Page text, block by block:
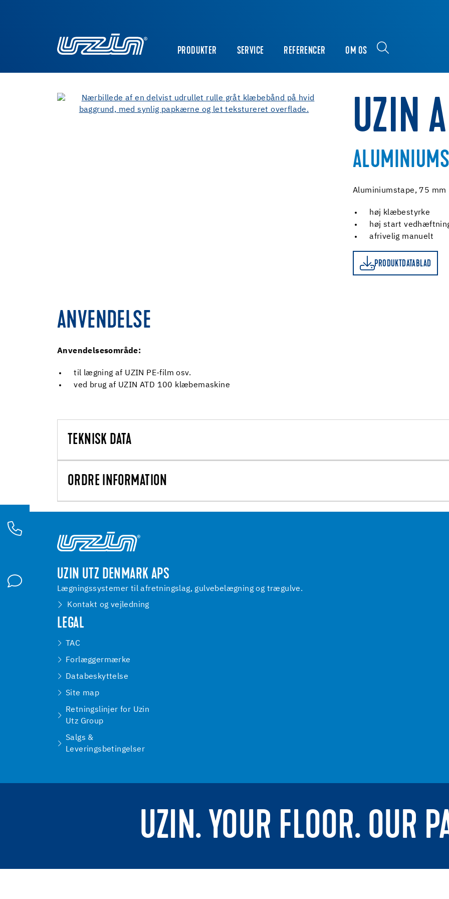
PRODUKTER SERVICE REFERENCER OM OS
UZIN
Aluminiumstape, 75 mm
høj klæbestyrke
høj start
afrivelig manuelt
PRODUKTDATABLAD
ANVENDELSE
Anvendelsesområde:
til lægning af UZIN PE-film osv.
ved brug af UZIN ATD 100 klæbemaskine
TEKNISK DATA
ORDRE INFORMATION
UZIN UTZ DENMARK APS
Lægningssystemer til afretningslag, gulvebelægning og trægulve.
Kontakt og vejledning
LEGAL
TAC
Forlæggermærke
Databeskyttelse
Site map
Retningslinjer for Uzin
Utz Group
Salgs &
Leveringsbetingelser
UZIN. YOUR FLOOR. OUR